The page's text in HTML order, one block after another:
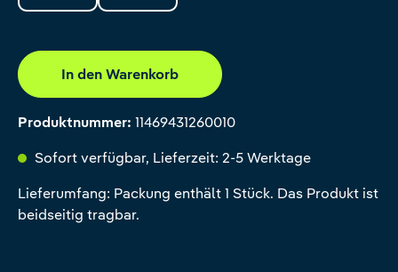
In den Warenkorb
Produktnummer: 11469431260010
Sofort verfügbar, Lieferzeit: 2-5 Werktage
Lieferumfang: Packung enthält 1 Stück. Das Produkt ist
beidseitig tragbar.